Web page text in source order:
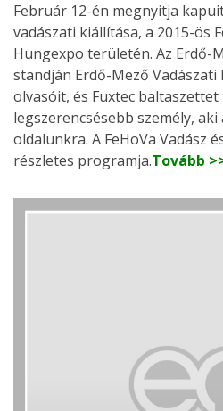
Február 12-én megnyitja
vadászati kiállítása, a 2015-ös
Hungexpo területén. Az Erdő-
standján Erdő-Mező
olvasóit, és Fuxtec
legszerencsésebb személy,
oldalunkra. A FeHoVa Vadász
részletes programja.Tovább